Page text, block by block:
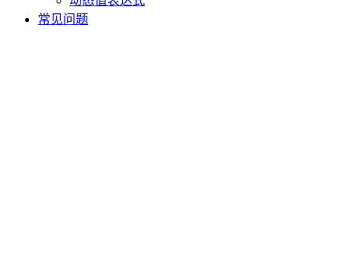
常见问题